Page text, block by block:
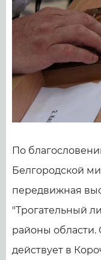
По
Белгородской
передвижная
"Трогательный
районы области.
действует в